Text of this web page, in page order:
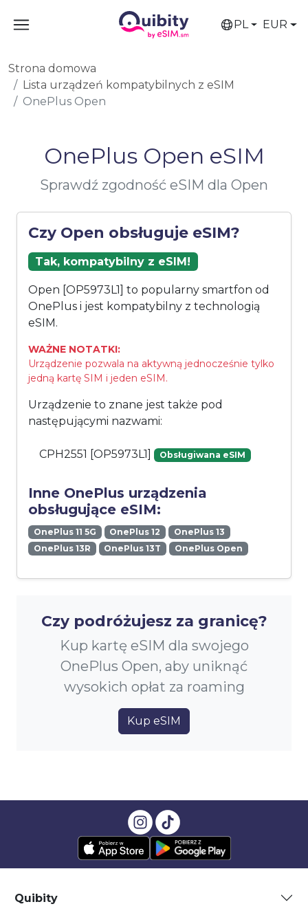
PL EUR
Strona domowa
Lista urządzeń kompatybilnych z eSIM
OnePlus Open
OnePlus Open eSIM
Sprawdź zgodność eSIM dla Open
Czy Open obsługuje eSIM?
Tak, kompatybilny z eSIM!
Open [OP5973L1] to popularny smartfon od
OnePlus i jest kompatybilny z technologią
eSIM.
WAŻNE NOTATKI:
Urządzenie pozwala na aktywną jednocześnie tylko
jedną kartę SIM i jeden eSIM.
Urządzenie to znane jest także pod
następującymi nazwami:
CPH2551 [OP5973L1] Obsługiwana eSIM
Inne OnePlus urządzenia
obsługujące eSIM:
OnePlus 11 5G OnePlus 12
OnePlus 13
OnePlus 13R
OnePlus 13T OnePlus Open
Czy podróżujesz za granicę?
Kup kartę eSIM dla swojego
OnePlus Open, aby uniknąć
wysokich opłat za roaming
Kup eSIM
Quibity